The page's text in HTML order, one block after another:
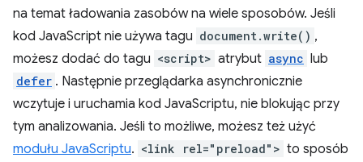
na temat ładowania zasobów na wiele sposobów. Jeśli
kod JavaScript nie używa tagu document.write() ,
możesz dodać do tagu <script> atrybut async lub
defer . Następnie przeglądarka asynchronicznie
wczytuje i uruchamia kod JavaScriptu, nie blokując przy
tym analizowania. Jeśli to możliwe, możesz też użyć
modułu JavaScriptu. <link rel="preload"> to sposób